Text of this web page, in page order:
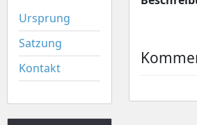
Ursprung
Satzung
Kontakt